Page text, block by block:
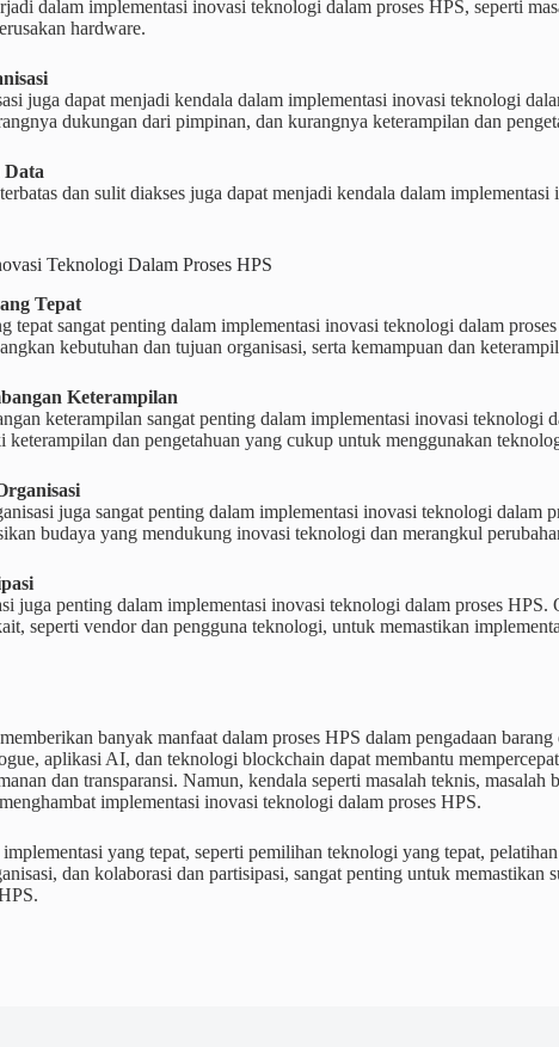
dalam implementasi inovasi teknologi dalam proses HPS, seperti
hardware.
juga dapat menjadi kendala dalam implementasi inovasi teknologi
dukungan dari pimpinan, dan kurangnya keterampilan dan
Data
dan sulit diakses juga dapat menjadi kendala dalam
Teknologi Dalam Proses HPS
Tepat
tepat sangat penting dalam implementasi inovasi teknologi dalam
kebutuhan dan tujuan organisasi, serta kemampuan dan
Keterampilan
keterampilan sangat penting dalam implementasi inovasi teknologi
dan pengetahuan yang cukup untuk menggunakan
juga sangat penting dalam implementasi inovasi teknologi dalam
budaya yang mendukung inovasi teknologi dan merangkul
juga penting dalam implementasi inovasi teknologi dalam proses HPS.
seperti vendor dan pengguna teknologi, untuk memastikan
banyak manfaat dalam proses HPS dalam pengadaan
aplikasi AI, dan teknologi blockchain dapat membantu
dan transparansi. Namun, kendala seperti masalah teknis, masalah
implementasi inovasi teknologi dalam proses HPS.
yang tepat, seperti pemilihan teknologi yang tepat,
dan kolaborasi dan partisipasi, sangat penting untuk memastikan